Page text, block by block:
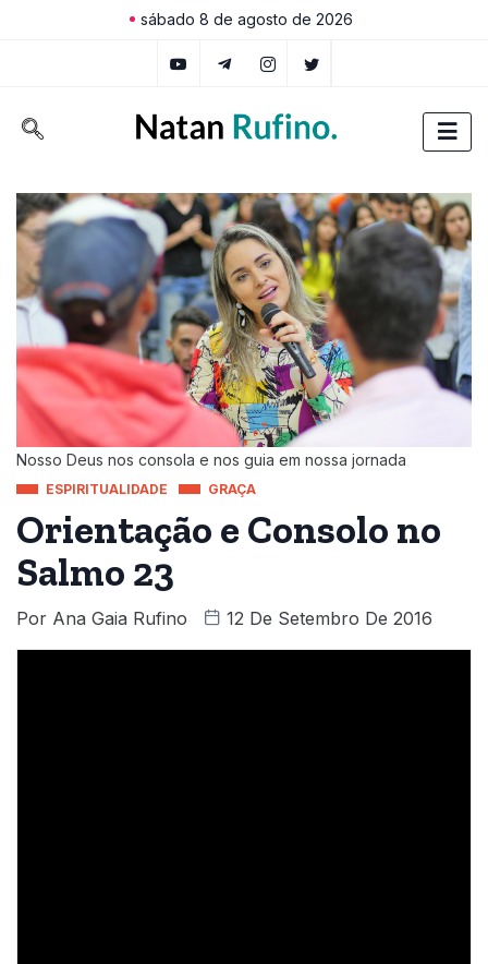
sábado 8 de agosto de 2026
Nosso Deus nos consola e nos guia em nossa jornada
ESPIRITUALIDADE GRAÇA
Orientação e Consolo no
Salmo 23
Por Ana Gaia Rufino 12 De Setembro De 2016